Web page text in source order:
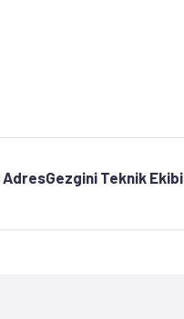
AdresGezgini Teknik Ekibi